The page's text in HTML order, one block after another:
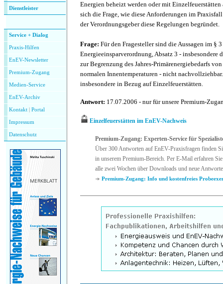
Dienstleister
Service + Dialog
Praxis-Hilfen
EnEV-Newsletter
Premium-Zugang
Medien-Service
EnEV-Archiv
Kontakt Portal
Impressum
Datenschutz
Energien beheizt werden oder mit Einzelfeuerstätten
sich die Frage, wie diese Anforderungen im
der Verordnungsgeber diese Regelungen begründet.
Frage: Für den Fragesteller sind die Aussagen im §
Energieeinsparverordnung, Absatz 3 - insbesondere
zur Begrenzung des Jahres-Primärenergiebedarfs
normalen Innentemperaturen - nicht
insbesondere in Bezug auf Einzelfeuerstätten.
Antwort: 17.07.2006 - nur für unsere Premium-
Einzelfeuerstätten im EnEV-Nachweis
Premium-Zugang: Experten-Service für
Über 300 Antworten auf EnEV-Praxisfragen finden
in unserem Premium-Bereich. Per E-Mail erfahren
alle zwei Wochen über Downloads und neue
Premium-Zugang: Info und kostenfreies